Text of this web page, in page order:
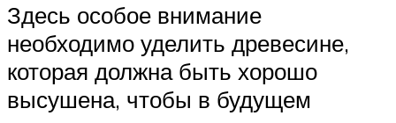
Здесь особое внимание
необходимо уделить древесине,
которая должна быть хорошо
высушена, чтобы в будущем